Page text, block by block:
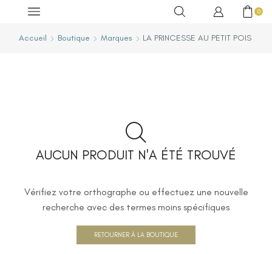
0
Accueil Boutique Marques LA PRINCESSE AU PETIT POIS
AUCUN PRODUIT N'A ÉTÉ TROUVÉ
Vérifiez votre orthographe ou effectuez une nouvelle
recherche avec des termes moins spécifiques
RETOURNER À LA BOUTIQUE